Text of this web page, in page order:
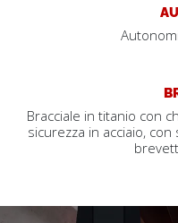
Bracciale in titanio con
sicurezza in acciaio,